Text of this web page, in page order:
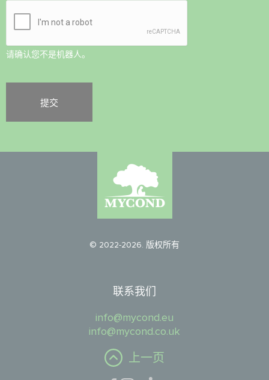
请确认您不是机器人。
© 2022-2026. 版权所有
联系我们
info@mycond.eu
info@mycond.co.uk
上一页